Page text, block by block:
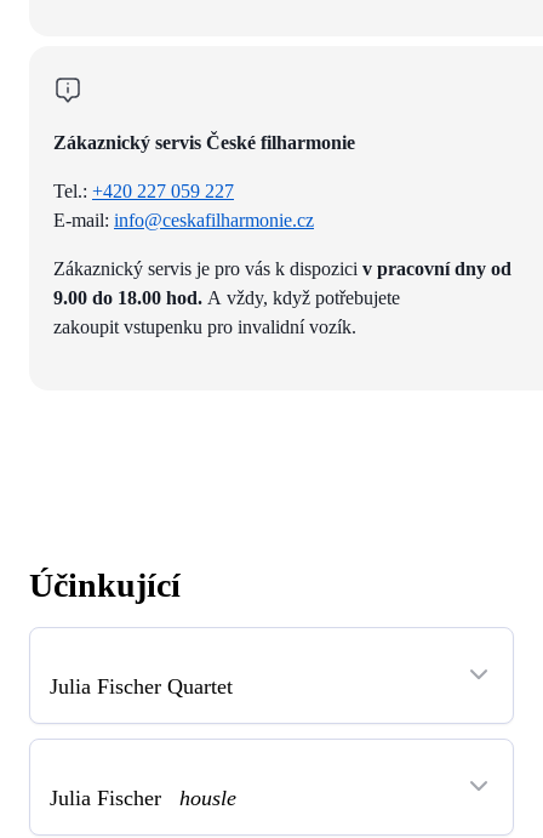
Zákaznický servis České filharmonie
Tel.: +420 227 059 227
E-mail: info@ceskafilharmonie.cz
Zákaznický servis je pro vás k dispozici v pracovní dny od
9.00 do 18.00 hod. A vždy, když potřebujete
zakoupit vstupenku pro invalidní vozík.
Účinkující
Julia Fischer Quartet
Julia Fischer housle